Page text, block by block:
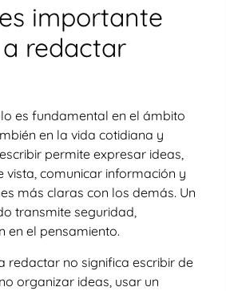
importante
redactar
es fundamental en el ámbito
en la vida cotidiana y
permite expresar ideas,
vista, comunicar información y
más claras con los demás. Un
transmite seguridad,
en el pensamiento.
redactar no significa escribir de
organizar ideas, usar un